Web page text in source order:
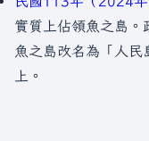
實質上佔領魚之島。
魚之島改名為「人民
上。